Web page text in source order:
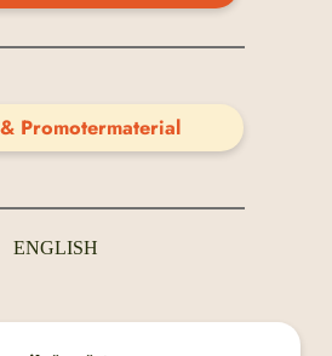
& Promotermaterial
ENGLISH